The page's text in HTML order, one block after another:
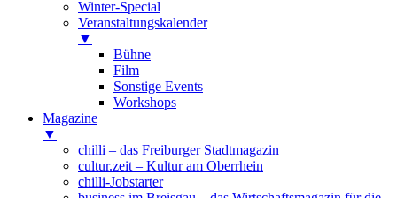
Winter-Special
Veranstaltungskalender
▼
Bühne
Film
Sonstige Events
Workshops
Magazine
▼
chilli – das Freiburger Stadtmagazin
cultur.zeit – Kultur am Oberrhein
chilli-Jobstarter